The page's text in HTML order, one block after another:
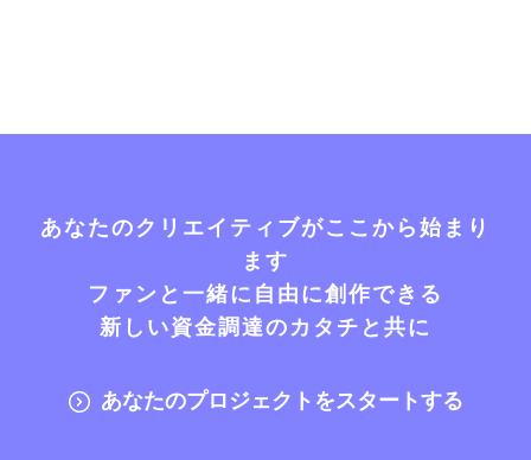
あなたのクリエイティブがここから始まり
ます
ファンと一緒に自由に創作できる
新しい資金調達のカタチと共に
あなたのプロジェクトをスタートする